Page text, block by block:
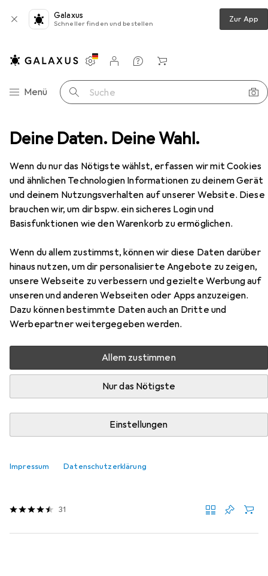
Deine Daten. Deine Wahl.
Wenn du nur das Nötigste wählst, erfassen wir mit Cookies
und ähnlichen Technologien Informationen zu deinem Gerät
und deinem Nutzungsverhalten auf unserer Website. Diese
brauchen wir, um dir bspw. ein sicheres Login und
Basisfunktionen wie den Warenkorb zu ermöglichen.
Wenn du allem zustimmst, können wir diese Daten darüber
hinaus nutzen, um dir personalisierte Angebote zu zeigen,
unsere Webseite zu verbessern und gezielte Werbung auf
unseren und anderen Webseiten oder Apps anzuzeigen.
Dazu können bestimmte Daten auch an Dritte und
Werbepartner weitergegeben werden.
Allem zustimmen
Nur das Nötigste
Einstellungen
Impressum Datenschutzerklärung
Galaxus
Schneller finden und bestellen Zur App
Navigation nach Kategorien
Menü Suche
Einstellungen
Kundenkonto
Vergleichslisten
Merklisten
Warenkorb
Bastelperlen Creativ Company Perlen Muscheln
Creativ Company Perlen Muscheln
Zubehör für Creativ Company
Perlen Muscheln
Hier findest du passendes Zubehör zum Produkt Creativ
Company Perlen Muscheln aus den Kategorien Garn +
Produktliste
EUR
10,36 0,26 1m
31